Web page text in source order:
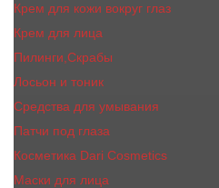
Крем для кожи вокруг глаз
Крем для лица
Пилинги,Скрабы
Лосьон и тоник
Средства для умывания
Патчи под глаза
Косметика Dari Cosmetics
Маски для лица